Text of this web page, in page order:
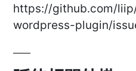
https://github.com/
wordpress-plugin/